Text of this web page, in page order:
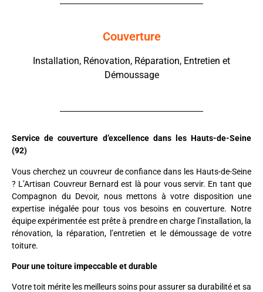
Couverture
Installation, Rénovation, Réparation, Entretien et
Démoussage
Service de couverture d’excellence dans les Hauts-de-Seine
(92)
Vous cherchez un couvreur de confiance dans les Hauts-de-Seine
? L’Artisan Couvreur Bernard est là pour vous servir. En tant que
Compagnon du Devoir, nous mettons à votre disposition une
expertise inégalée pour tous vos besoins en couverture. Notre
équipe expérimentée est prête à prendre en charge l’installation, la
rénovation, la réparation, l’entretien et le démoussage de votre
toiture.
Pour une toiture impeccable et durable
Votre toit mérite les meilleurs soins pour assurer sa durabilité et sa